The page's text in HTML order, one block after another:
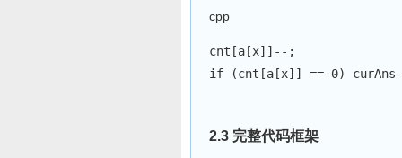
cpp
cnt [a [x] ] -- ;
if
(cnt [a [x] ] == 0) curAns
2.3 完整代码框架